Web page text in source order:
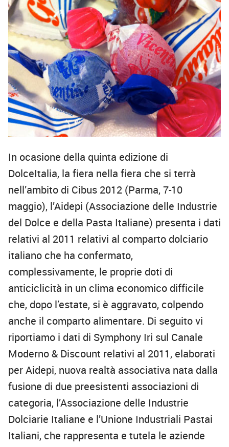
In ocasione della quinta edizione di
DolceItalia, la fiera nella fiera che si terrà
nell’ambito di Cibus 2012 (Parma, 7-10
maggio), l’Aidepi (Associazione delle Industrie
del Dolce e della Pasta Italiane) presenta i dati
relativi al 2011 relativi al comparto dolciario
italiano che ha confermato,
complessivamente, le proprie doti di
anticiclicità in un clima economico difficile
che, dopo l’estate, si è aggravato, colpendo
anche il comparto alimentare. Di seguito vi
riportiamo i dati di Symphony Iri sul Canale
Moderno & Discount relativi al 2011, elaborati
per Aidepi, nuova realtà associativa nata dalla
fusione di due preesistenti associazioni di
categoria, l’Associazione delle Industrie
Dolciarie Italiane e l’Unione Industriali Pastai
Italiani, che rappresenta e tutela le aziende